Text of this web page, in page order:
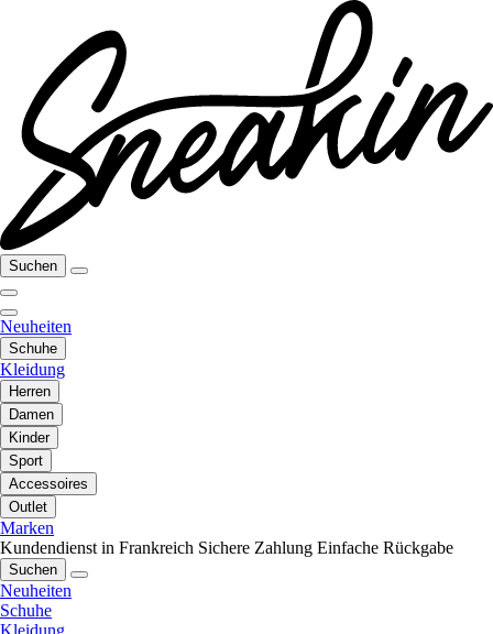
Suchen
Neuheiten
Schuhe
Kleidung
Herren
Damen
Kinder
Sport
Accessoires
Outlet
Marken
Kundendienst in Frankreich Sichere Zahlung Einfache Rückgabe
Suchen
Neuheiten
Schuhe
Kleidung